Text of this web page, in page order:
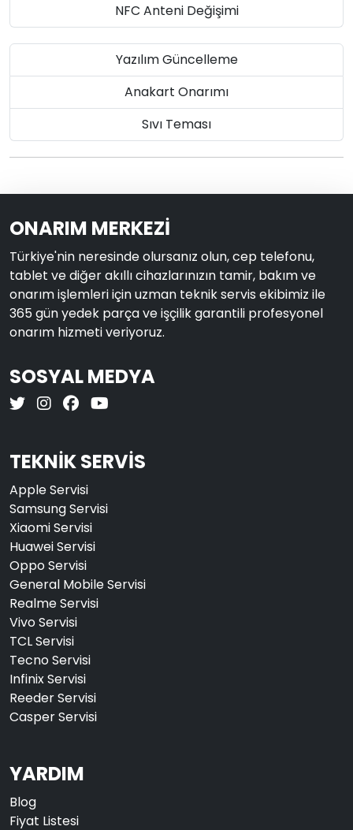
NFC Anteni Değişimi
Yazılım Güncelleme
Anakart Onarımı
Sıvı Teması
ONARIM MERKEZİ
Türkiye'nin neresinde olursanız olun, cep telefonu,
tablet ve diğer akıllı cihazlarınızın tamir, bakım ve
onarım işlemleri için uzman teknik servis ekibimiz ile
365 gün yedek parça ve işçilik garantili profesyonel
onarım hizmeti veriyoruz.
SOSYAL MEDYA
TEKNİK SERVİS
Apple Servisi
Samsung Servisi
Xiaomi Servisi
Huawei Servisi
Oppo Servisi
General Mobile Servisi
Realme Servisi
Vivo Servisi
TCL Servisi
Tecno Servisi
Infinix Servisi
Reeder Servisi
Casper Servisi
YARDIM
Blog
Fiyat Listesi